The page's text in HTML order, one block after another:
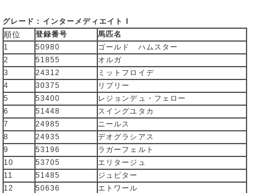
グレード：インターメディエイト I
順位 登録番号
馬匹名
1
50980
ゴールド ハムスター
2
51855
オルガ
3
24312
ミットフロイデ
4
30375
リプリー
5
53400
レジョンデュ・フェロー
6
51448
スイングユタカ
7
24985
ニールス
8
24935
デオグラシアス
9
53196
ラガーフェルト
10
53705
エリタージュ
11
51485
ジュピター
12
50636
エトワール